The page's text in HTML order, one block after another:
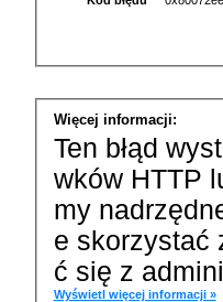
Więcej informacji:
Ten błąd
wków HTTP
my
e skorzystać
ć się z
Wyświetl więcej informacji »